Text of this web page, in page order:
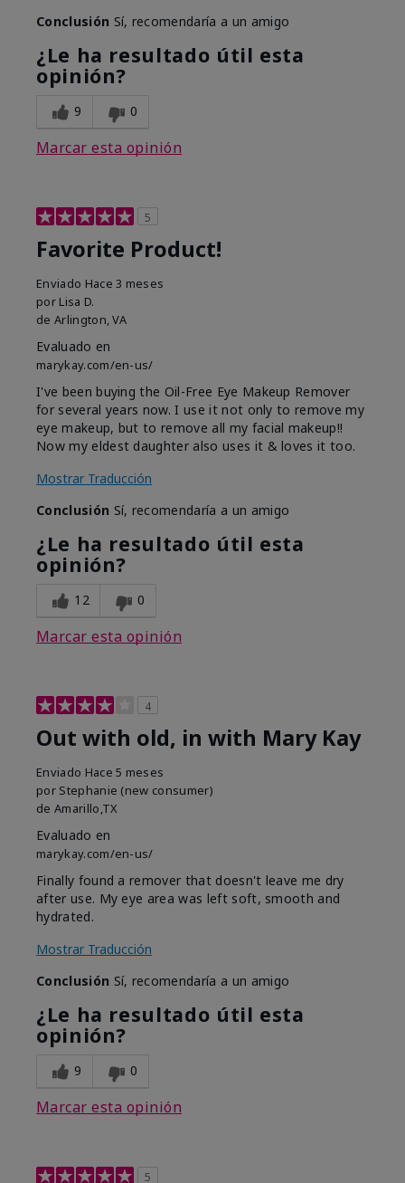
Conclusión Sí, recomendaría a un amigo
¿Le ha resultado útil esta
opinión?
9 0
Marcar esta opinión
5
Favorite Product!
Enviado Hace 3 meses
por Lisa D.
de Arlington, VA
Evaluado en
marykay.com/en-us/
I've been buying the Oil-Free Eye Makeup Remover
for several years now. I use it not only to remove my
eye makeup, but to remove all my facial makeup!!
Now my eldest daughter also uses it & loves it too.
Mostrar Traducción
Conclusión Sí, recomendaría a un amigo
¿Le ha resultado útil esta
opinión?
12 0
Marcar esta opinión
4
Out with old, in with Mary Kay
Enviado Hace 5 meses
por Stephanie (new consumer)
de Amarillo,TX
Evaluado en
marykay.com/en-us/
Finally found a remover that doesn't leave me dry
after use. My eye area was left soft, smooth and
hydrated.
Mostrar Traducción
Conclusión Sí, recomendaría a un amigo
¿Le ha resultado útil esta
opinión?
9 0
Marcar esta opinión
5